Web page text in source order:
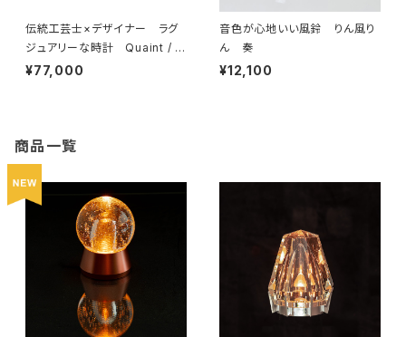
伝統工芸士×デザイナー ラグ
ジュアリーな時計 Quaint / ク
エィント
¥77,000
音色が心地いい風鈴 りん風り
ん 奏
¥12,100
商品一覧